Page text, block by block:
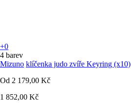
+0
4 barev
Mizuno klíčenka judo zvíře Keyring (x10)
Od 2 179,00 Kč
1 852,00 Kč